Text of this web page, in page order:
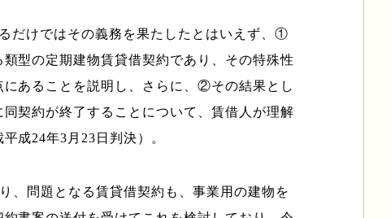
だけではその義務を果たしたとはいえず、①
型の定期建物賃貸借契約であり、その特殊性
あることを説明し、さらに、②その結果とし
契約が終了することについて、賃借人が理解
成24年3月23日判決）。
、問題となる賃貸借契約も、事業用の建物を